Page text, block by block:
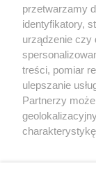
Projekty
Czym
m2?
Projekty domów
Projekty to
stanowiąc
powierzchni lub
przetwarzamy
identyfikatory,
urządzenie czy
treści, pomiar
ulepszanie
Partnerzy